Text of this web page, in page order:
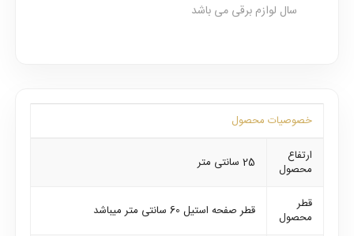
سال لوازم برقی می باشد
خصوصیات محصول
ارتفاع
محصول
25 سانتی متر
قطر
محصول
قطر صفحه استیل 60 سانتی متر میباشد